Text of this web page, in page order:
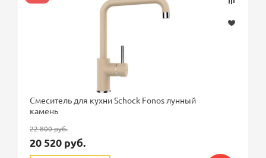
Смеситель для кухни Schock Fonos лунный
камень
22 800 руб.
20 520 руб.